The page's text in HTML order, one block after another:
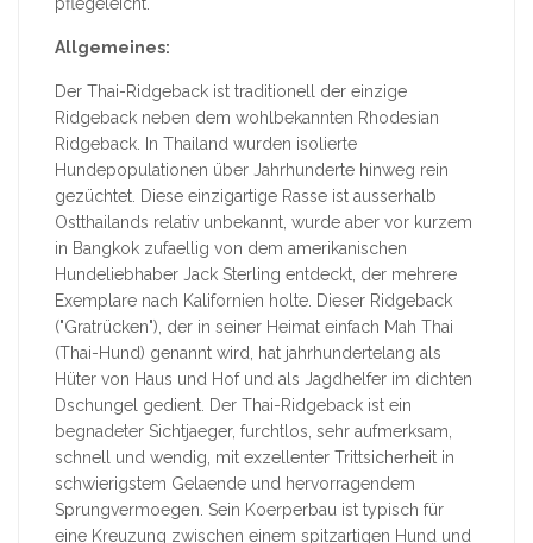
Allgemeines:
Der Thai-Ridgeback ist traditionell der einzige
Ridgeback neben dem wohlbekannten Rhodesian
Ridgeback. In Thailand wurden isolierte
Hundepopulationen über Jahrhunderte hinweg rein
gezüchtet. Diese einzigartige Rasse ist ausserhalb
Ostthailands relativ unbekannt, wurde aber vor kurzem
in Bangkok zufaellig von dem amerikanischen
Hundeliebhaber Jack Sterling entdeckt, der mehrere
Exemplare nach Kalifornien holte. Dieser Ridgeback
("Gratrücken"), der in seiner Heimat einfach Mah Thai
(Thai-Hund) genannt wird, hat jahrhundertelang als
Hüter von Haus und Hof und als Jagdhelfer im dichten
Dschungel gedient. Der Thai-Ridgeback ist ein
begnadeter Sichtjaeger, furchtlos, sehr aufmerksam,
schnell und wendig, mit exzellenter Trittsicherheit in
schwierigstem Gelaende und hervorragendem
Sprungvermoegen. Sein Koerperbau ist typisch für
eine Kreuzung zwischen einem spitzartigen Hund und